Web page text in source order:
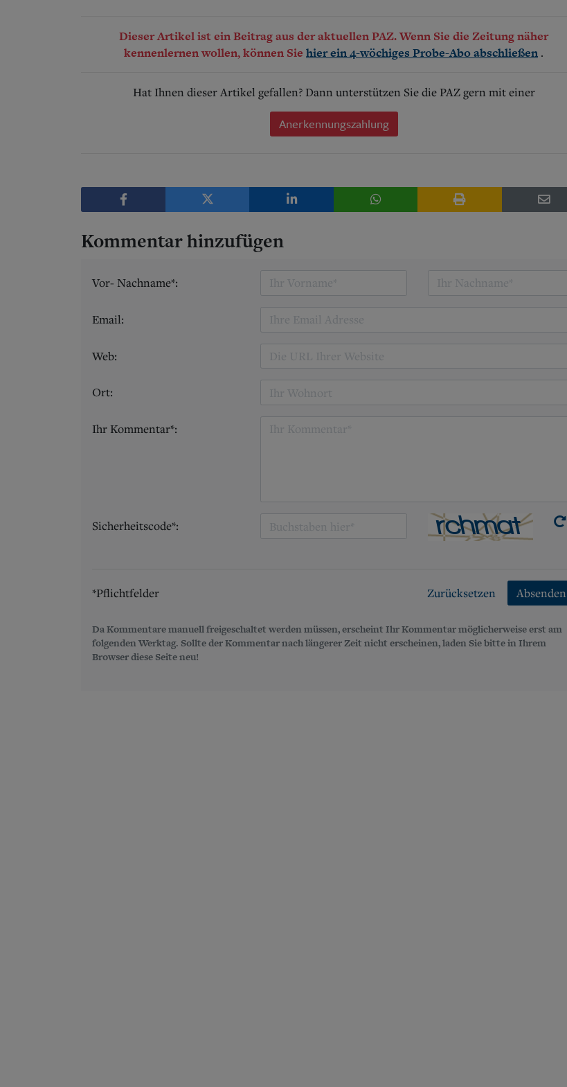
Dieser Artikel ist ein Beitrag aus der aktuellen PAZ. Wenn Sie die Zeitung näher
kennenlernen wollen, können Sie hier ein 4-wöchiges Probe-Abo abschließen .
Hat Ihnen dieser Artikel gefallen? Dann unterstützen Sie die PAZ gern mit einer
Anerkennungszahlung
Kommentar hinzufügen
Vor- Nachname*:
Email:
Web:
Ort:
Ihr Kommentar*:
Sicherheitscode*:
*Pflichtfelder Zurücksetzen Absenden
Da Kommentare manuell freigeschaltet werden müssen, erscheint Ihr Kommentar möglicherweise erst am
folgenden Werktag. Sollte der Kommentar nach längerer Zeit nicht erscheinen, laden Sie bitte in Ihrem
Browser diese Seite neu!